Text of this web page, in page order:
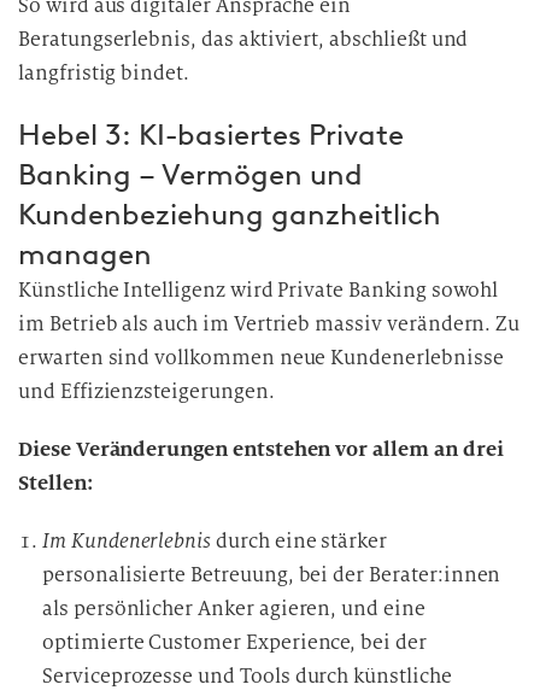
So wird aus digitaler Ansprache ein
Beratungserlebnis, das aktiviert, abschließt und
langfristig bindet.
Hebel 3: KI-basiertes Private
Banking – Vermögen und
Kundenbeziehung ganzheitlich
managen
Künstliche Intelligenz wird Private Banking sowohl
im Betrieb als auch im Vertrieb massiv verändern. Zu
erwarten sind vollkommen neue Kundenerlebnisse
und Effizienzsteigerungen.
Diese Veränderungen entstehen vor allem an drei
Stellen:
Im Kundenerlebnisdurch eine stärker
personalisierte Betreuung, bei der Berater:innen
als persönlicher Anker agieren, und eine
optimierte Customer Experience, bei der
Serviceprozesse und Tools durch künstliche